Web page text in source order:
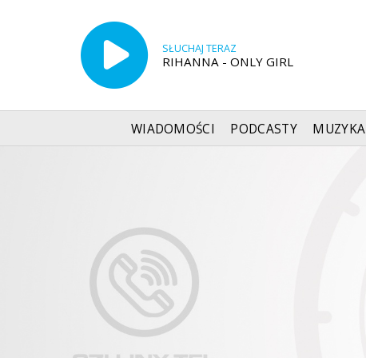
SŁUCHAJ TERAZ
RIHANNA - ONLY GIRL
WIADOMOŚCI PODCASTY MUZYKA